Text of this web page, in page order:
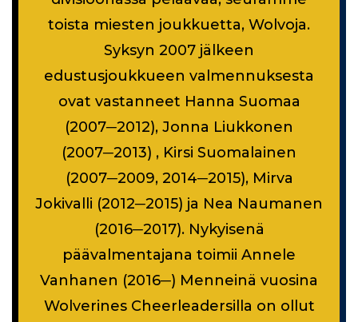
toista miesten joukkuetta, Wolvoja.
Syksyn 2007 jälkeen
edustusjoukkueen valmennuksesta
ovat vastanneet Hanna Suomaa
(2007─2012), Jonna Liukkonen
(2007─2013) , Kirsi Suomalainen
(2007─2009, 2014─2015), Mirva
Jokivalli (2012─2015) ja Nea Naumanen
(2016─2017). Nykyisenä
päävalmentajana toimii Annele
Vanhanen (2016─) Menneinä vuosina
Wolverines Cheerleadersilla on ollut